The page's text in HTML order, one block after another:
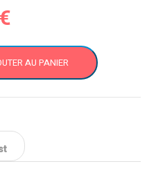
€
prix
actuel
849,00€.
AU PANIER